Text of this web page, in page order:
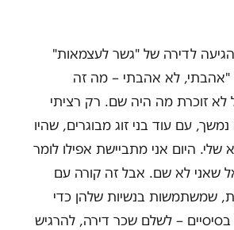
לדירה של "גשר לעצמאות"
בן זוג בן 56. "אהבתי, לא אהבתי – מה זה
לא זוכרת מה היה שם. רק רציתי
עם עוד בני זוג מבוגרים, שהיו
שלי. היום אני מתביישת אפילו לומר
שאני לא שם. אבל זה קורה עם
שמשתמשות בנשיות שלהן כדי
בסיסיים – לשלם שכר דירה, להרגיש